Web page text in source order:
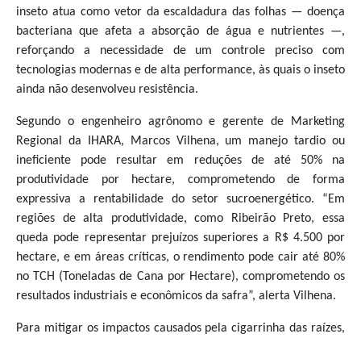
inseto atua como vetor da escaldadura das folhas — doença
bacteriana que afeta a absorção de água e nutrientes —,
reforçando a necessidade de um controle preciso com
tecnologias modernas e de alta performance, às quais o inseto
ainda não desenvolveu resistência.
Segundo o engenheiro agrônomo e gerente de Marketing
Regional da IHARA, Marcos Vilhena, um manejo tardio ou
ineficiente pode resultar em reduções de até 50% na
produtividade por hectare, comprometendo de forma
expressiva a rentabilidade do setor sucroenergético. “Em
regiões de alta produtividade, como Ribeirão Preto, essa
queda pode representar prejuízos superiores a R$ 4.500 por
hectare, e em áreas críticas, o rendimento pode cair até 80%
no TCH (Toneladas de Cana por Hectare), comprometendo os
resultados industriais e econômicos da safra”, alerta Vilhena.
Para mitigar os impactos causados pela cigarrinha das raízes,